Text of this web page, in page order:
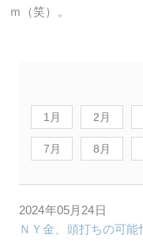
ｍ（笑）。
1月 2月
7月 8月
2024年05月24日
ＮＹ金、頭打ちの可能